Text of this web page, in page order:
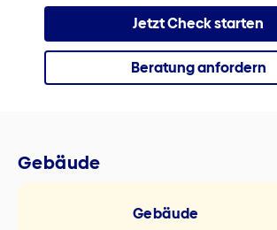
Jetzt Check starten
Beratung anfordern
Gebäude
Gebäude